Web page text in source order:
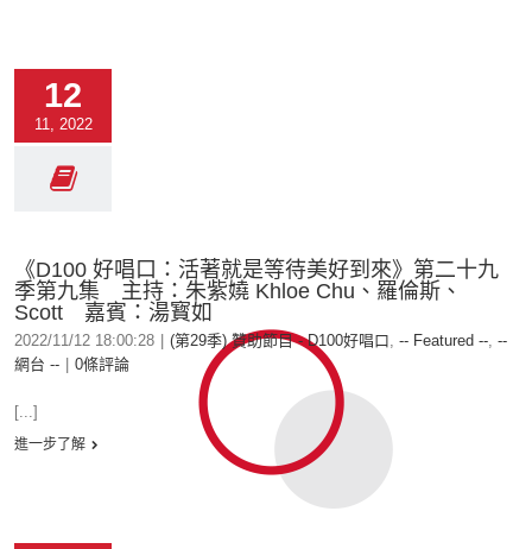
12
11, 2022
《D100 好唱口：活著就是等待美好到來》第二十九
季第九集 主持：朱紫嬈 Khloe Chu、羅倫斯、
Scott 嘉賓：湯寳如
2022/11/12 18:00:28 (第29季) 贊助節目 - D100好唱口, -- Featured --, --
網台 --
0條評論
[...]
進一步了解